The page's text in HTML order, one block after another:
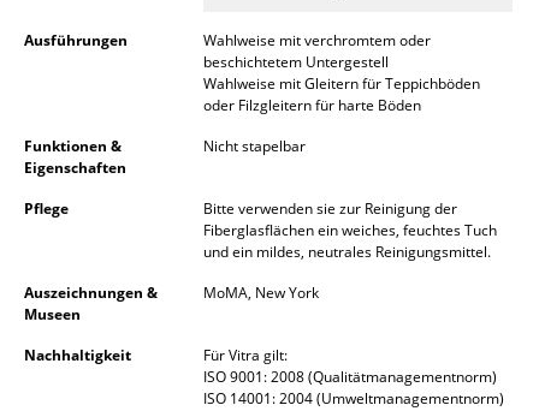
Kinderzimmer
Arbeitszimmer
Badezimmer
Stauraum
Ausführungen
Wahlweise mit verchromtem oder
beschichtetem Untergestell
Wahlweise mit Gleitern für Teppichböden
oder Filzgleitern für harte Böden
Funktionen &
Eigenschaften
Nicht stapelbar
Pflege
Bitte verwenden sie zur Reinigung der
Fiberglasflächen ein weiches, feuchtes Tuch
und ein mildes, neutrales Reinigungsmittel.
Auszeichnungen &
Museen
MoMA, New York
Nachhaltigkeit
Für Vitra gilt:
ISO 9001: 2008 (Qualitätmanagementnorm)
ISO 14001: 2004 (Umweltmanagementnorm)